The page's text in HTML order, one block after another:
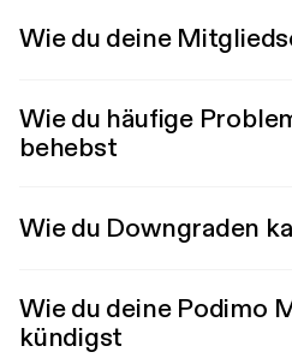
Wie du deine
Wie du häufige
behebst
Wie du Downgraden
Wie du deine Podimo
kündigst